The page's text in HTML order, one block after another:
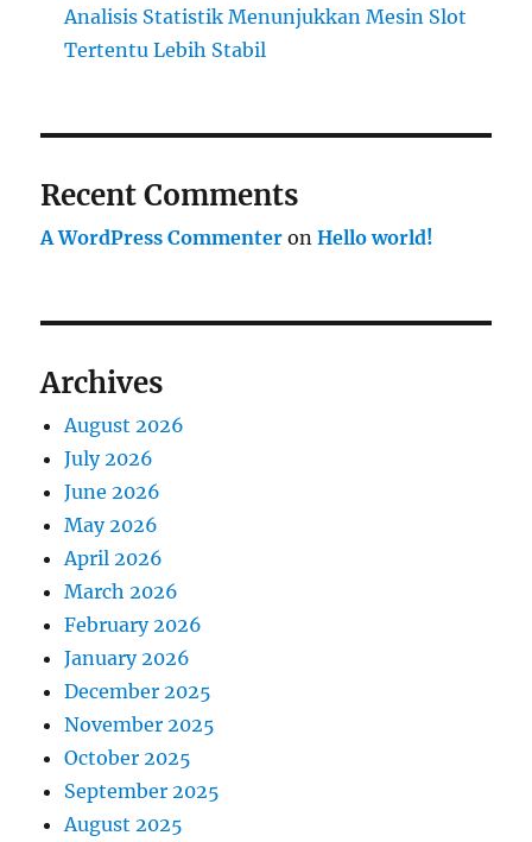
Analisis Statistik Menunjukkan Mesin Slot
Tertentu Lebih Stabil
Recent Comments
A WordPress Commenter onHello world!
Archives
August 2026
July 2026
June 2026
May 2026
April 2026
March 2026
February 2026
January 2026
December 2025
November 2025
October 2025
September 2025
August 2025